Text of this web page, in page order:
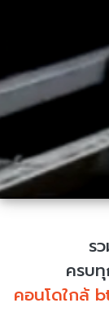
ร
ครบ
คอนโดใกล้